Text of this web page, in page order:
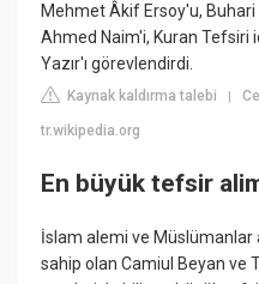
Mehmet Âkif Ersoy'u, Buhari
Ahmed Naim'i, Kuran Tefsiri
Yazır'ı görevlendirdi.
Kaynak kaldırma talebi |
tr.wikipedia.org
En büyük tefsir
İslam alemi ve Müslümanlar
sahip olan Camiul Beyan ve